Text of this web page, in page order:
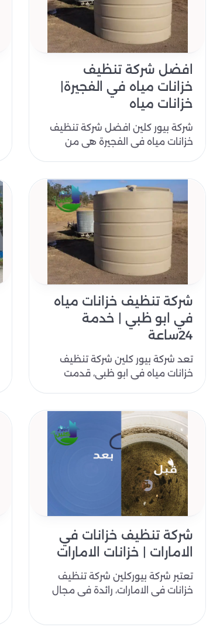
افضل شركة تنظيف
خزانات مياه في الفجيرة|
خزانات مياه
شركة بيور كلين افضل شركة تنظيف
خزانات مياه في الفجيرة هي من
شركة تنظيف خزانات مياه
في ابو ظبي | خدمة
24ساعة
تعد شركة بيور كلين شركة تنظيف
خزانات مياه في ابو ظبي، قدمت
شركة تنظيف خزانات في
الامارات | خزانات الامارات
تعتبر شركة بيوركلين شركة تنظيف
خزانات في الامارات، رائدة في مجال